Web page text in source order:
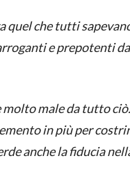
quel che tutti
e prepotenti
male da tutto
in più per
anche la fiducia